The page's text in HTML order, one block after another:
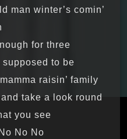
man winter’s comin’
for three
to be
raisin’ family
take a look round
you see
No No